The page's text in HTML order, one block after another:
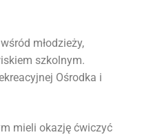
młodzieży,
szkolnym.
Ośrodka i
mieli okazję ćwiczyć